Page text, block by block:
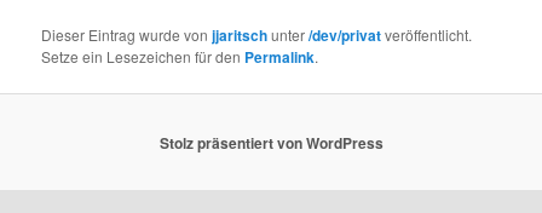
Dieser Eintrag wurde vonjjaritschunter/dev/privatveröffentlicht.
Setze ein Lesezeichen für den Permalink.
Stolz präsentiert von WordPress